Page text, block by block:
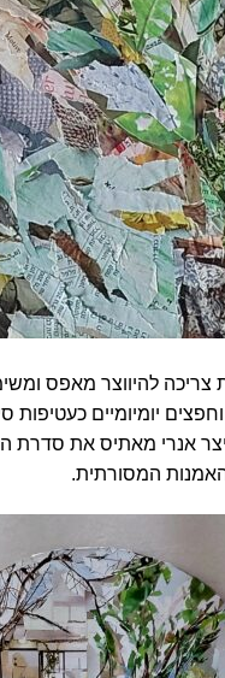
להיווצר מאפס
יומיומיים
יצר אנרי מאתיס את
המסורתית.